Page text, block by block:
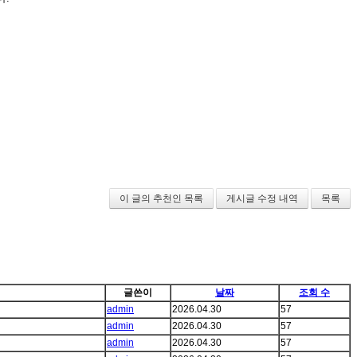
이 글의 추천인 목록 게시글 수정 내역 목록
글쓴이 날짜
조회 수
admin
2026.04.30
57
admin
2026.04.30
57
admin
2026.04.30
57